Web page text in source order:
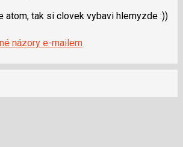
atom, tak si clovek vybavi hlemyzde :))
názory e-mailem